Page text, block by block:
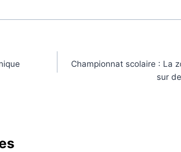
Championnat scolaire : La
sur